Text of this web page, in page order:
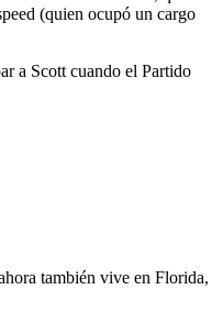
(quien ocupó un cargo
a Scott cuando el Partido
también vive en Florida,